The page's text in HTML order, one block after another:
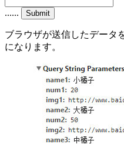
......
ブラウザが送信したデータ
になります。